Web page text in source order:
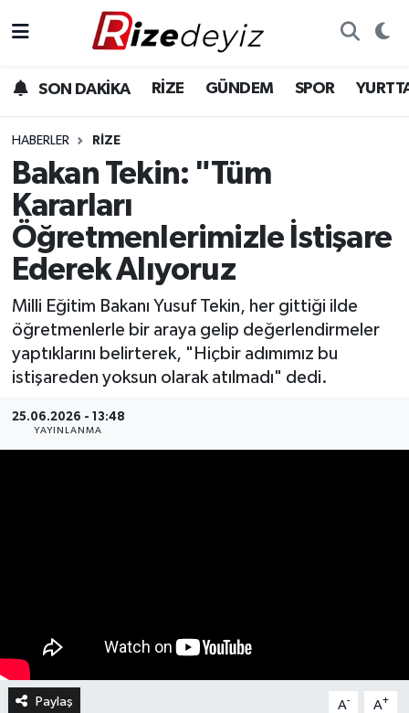
SON DAKİKA RİZE GÜNDEM SPOR
HABERLER RIZE
Bakan Tekin: "Tüm
Kararları
Öğretmenlerimizle İstişare
Ederek Alıyoruz
Milli Eğitim Bakanı Yusuf Tekin, her gittiği ilde
öğretmenlerle bir araya gelip değerlendirmeler
yaptıklarını belirterek, "Hiçbir adımımız bu
istişareden yoksun olarak atılmadı" dedi.
25.06.2026 - 13:48
YAYINLANMA
Paylaş A- A+
Gündem
Yurttan Haberler
Ekonomi
Teknoloji
Sağlık
Rize Hava Durumu
Rize Trafik Yoğunluk Haritası
Süper Lig Puan Durumu ve Fikstür
Tüm Manşetler
Son Dakika Haberleri
Haber Arşivi